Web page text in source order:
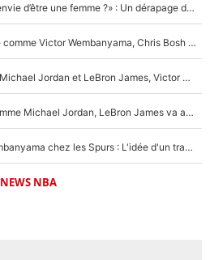
«LeBron James, as-tu déjà eu envie d’être une femme ?» : Un dérapage de Donald Trump sur la superstar de la NBA refait surface
NBA - Victime d'une thrombose comme Victor Wembanyama, Chris Bosh prévient le Français des risques sur sa santé : «J’ai failli mourir sur le coup et j’ai été ramené à la vie»
De la NBA au cinéma : Comme Michael Jordan et LeBron James, Victor Wembanyama rêve d'une carrière d'acteur !
The Last Dance sur Netflix : Comme Michael Jordan, LeBron James va avoir le droit à sa série !
Stephen Curry avec Victor Wembanyama chez les Spurs : L'idée d'un trade historique est lancée en NBA !
NEWS NBA